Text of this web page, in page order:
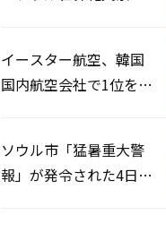
イースター航空、韓国
国内航空会社で1位を記
ソウル市「猛暑重大警
報」が発令された4日、